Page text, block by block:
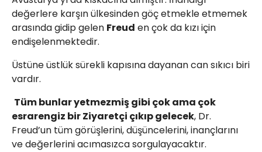
değerlere karşın ülkesinden göç etmekle etmemek
arasında gidip gelen Freud en çok da kızı için
endişelenmektedir.
Üstüne üstlük sürekli kapısına dayanan can sıkıcı biri
vardır.
Tüm bunlar yetmezmiş gibi çok ama çok
esrarengiz bir Ziyaretçi çıkıp gelecek, Dr.
Freud’un tüm görüşlerini, düşüncelerini, inançlarını
ve değerlerini acımasızca sorgulayacaktır.